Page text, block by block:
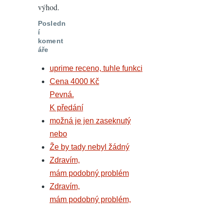
výhod.
Posledn
í
koment
áře
uprime receno, tuhle funkci
Cena 4000 Kč
Pevná.
K předání
možná je jen zaseknutý
nebo
Že by tady nebyl žádný
Zdravím,
mám podobný problém
Zdravím,
mám podobný problém,